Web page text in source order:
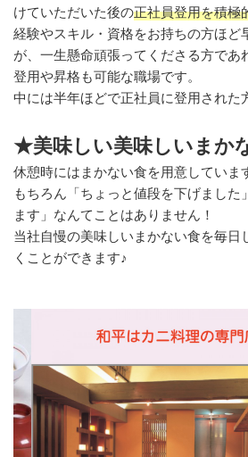
けていただいた後の正社員登用を積極
経験やスキル・資格をお持ちの方ほど
が、一生懸命頑張ってくださる方であ
登用や昇格も可能な職場です。
中には半年ほどで正社員に登用され
★美味しい美味しいまか
休憩時にはまかない食を用意していま
もちろん「ちょっと値段を下げまし
ます」なんてことはありません！
当社自慢の美味しいまかない食を毎日
くことができます♪